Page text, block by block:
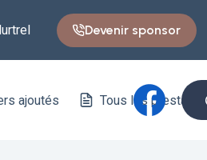
Devenir sponsor
ajoutés Tous les